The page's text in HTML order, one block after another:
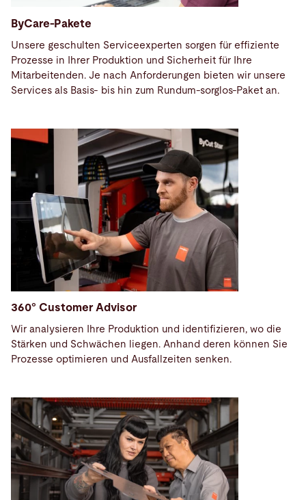
ByCare-Pakete
Unsere geschulten Serviceexperten sorgen für effiziente
Prozesse in Ihrer Produktion und Sicherheit für Ihre
Mitarbeitenden. Je nach Anforderungen bieten wir unsere
Services als Basis- bis hin zum Rundum-sorglos-Paket an.
360° Customer Advisor
Wir analysieren Ihre Produktion und identifizieren, wo die
Stärken und Schwächen liegen. Anhand deren können Sie
Prozesse optimieren und Ausfallzeiten senken.